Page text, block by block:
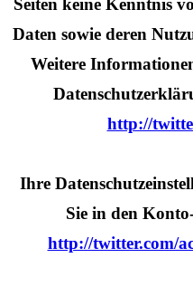
Daten sowie deren
Weitere
http://
Ihre
Sie in den
http://twitter.com/